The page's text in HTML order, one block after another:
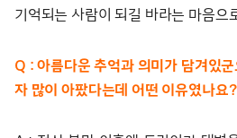
기억되는 사람이 되길 바라는 마음으
Q : 아름다운 추억과 의미가 담겨있
자 많이 아팠다는데 어떤 이유였나요?